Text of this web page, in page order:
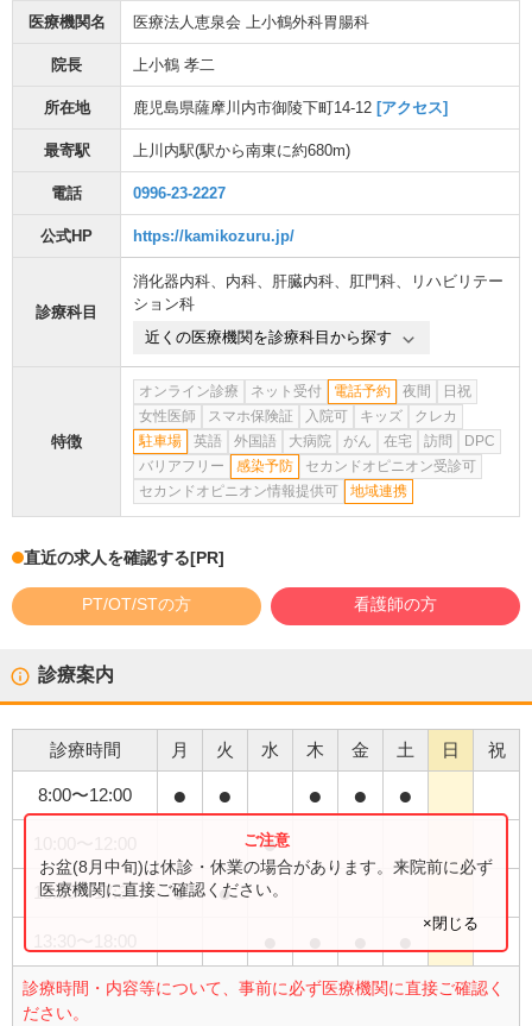
医療機関名 医療法人恵泉会 上小鶴外科胃腸科
院長 上小鶴 孝二
所在地 鹿児島県薩摩川内市御陵下町14-12 [アクセス]
最寄駅 上川内駅(駅から南東に約680m)
電話 0996-23-2227
公式HP https://kamikozuru.jp/
診療科目
消化器内科、 内科、 肝臓内科、 肛門科、
リハビリテー
ション科
近くの医療機関を診療科目から探す
特徴
オンライン診療 ネット受付 電話予約 夜間
日祝
女性医師
スマホ保険証 入院可 キッズ
クレカ
駐車場
英語 外国語 大病院 がん 在宅 訪問
DPC
バリアフリー
感染予防
セカンドオピニオン受診可
セカンドオピニオン情報提供可
地域連携
直近の求人を確認する[PR]
PT/OT/STの方 看護師の方
診療案内
診療時間 月 火 水 木 金 土 日 祝
8:00〜12:00 ● ● ● ● ●
●
13:30〜17:30 ● ●
診療時間・内容等について、事前に必ず医療機関に直接ご確認く
ださい。
お盆(8月中旬)は休診・休業の場合があります。来院前に必ず
医療機関に直接ご確認ください。
×閉じる